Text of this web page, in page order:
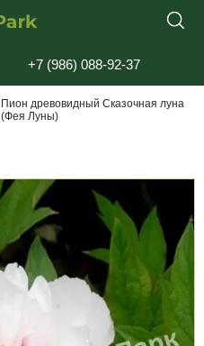
Пион древовидный Сказочная луна
(Фея Луны)
+7 (986) 088-92-37